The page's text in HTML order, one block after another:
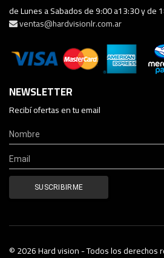
de Lunes a Sabados de 9:00 a13:30 y de
ventas@hardvisionlr.com.ar
NEWSLETTER
Recibí ofertas en tu email
© 2026 Hard vision - Todos los derechos